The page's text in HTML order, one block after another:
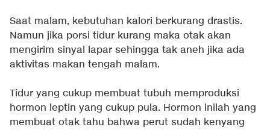
Saat malam, kebutuhan kalori berkurang drastis.
Namun jika porsi tidur kurang maka otak akan
mengirim sinyal lapar sehingga tak aneh jika ada
aktivitas makan tengah malam.
Tidur yang cukup membuat tubuh memproduksi
hormon leptin yang cukup pula. Hormon inilah yang
membuat otak tahu bahwa perut sudah kenyang